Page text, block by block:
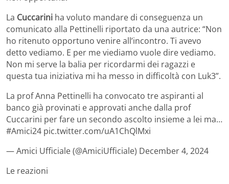
La Cuccarini ha voluto mandare di conseguenza un
comunicato alla Pettinelli riportato da una autrice: “Non
ho ritenuto opportuno venire all’incontro. Ti avevo
detto vediamo. E per me viediamo vuole dire vediamo.
Non mi serve la balia per ricordarmi dei ragazzi e
questa tua iniziativa mi ha messo in difficoltà con Luk3”.
La prof Anna Pettinelli ha convocato tre aspiranti al
banco già provinati e approvati anche dalla prof
Cuccarini per fare un secondo ascolto insieme a lei ma…
#Amici24 pic.twitter.com/uA1ChQlMxi
— Amici Ufficiale (@AmiciUfficiale) December 4, 2024
Le reazioni